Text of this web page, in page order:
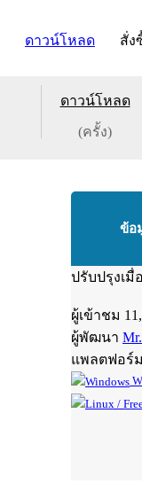
ดาวน์โหลด สั่ง
ดาวน์โหลด
(ครั้ง)
ข้อ
ปรับปรุงเมื่อ
ผู้เข้าชม
ผู้พัฒนา
แพลตฟอร์ม